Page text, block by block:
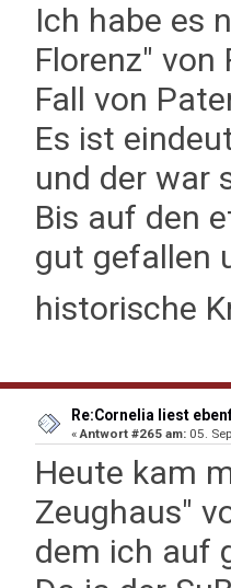
Ich habe es
Florenz" von
Fall von
Es ist
und der war
Bis auf den
gut gefallen
historische
Re:Cornelia liest
«Antwort #265 am: 05.
Heute kam
Zeughaus"
dem ich auf